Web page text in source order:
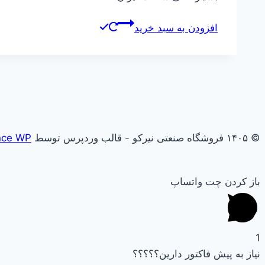
افزودن به سبد خرید
© ۱۴۰۵ فروشگاه صنعتی نیرکو - قالب وردپرس توسط WP
باز کردن چت واتساپ
1
نیاز به پیش فاکتور دارین؟؟؟؟؟